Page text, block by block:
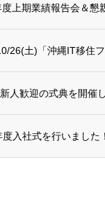
上期業績報告会＆懇
26(土)「沖縄IT移住
人歓迎の式典を開催
入社式を行いました！